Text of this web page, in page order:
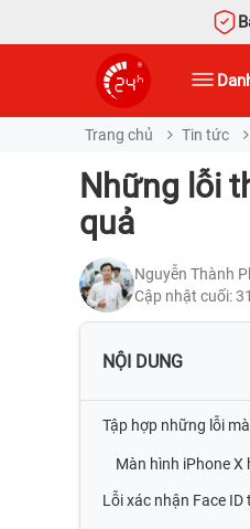
Trang chủ Tin tức
Những lỗi
quả
Nguyễn Thành
Cập nhật cuối:
NỘI DUNG
Tập hợp những lỗi
Màn hình iPhone
Lỗi xác nhận Face ID